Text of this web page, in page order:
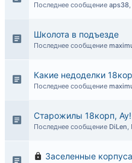
Последнее сообщение aps38,
Школота в подъезде
Последнее сообщение
Какие недоделки
Последнее сообщение
Старожилы 18корп, Ау!
Последнее сообщение DiLen,
Заселенные